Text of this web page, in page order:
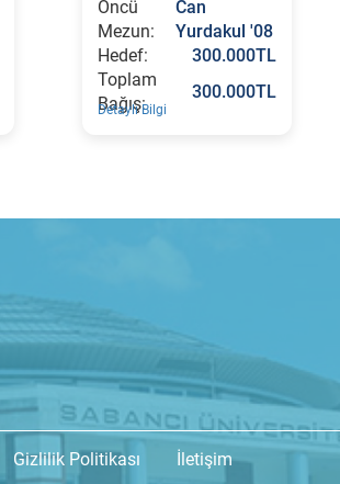
Öncü
Mezun:
Can
Yurdakul '08
Hedef:
300.000TL
Toplam
Bağış:
300.000TL
Detaylı Bilgi
Gizlilik Politikası İletişim